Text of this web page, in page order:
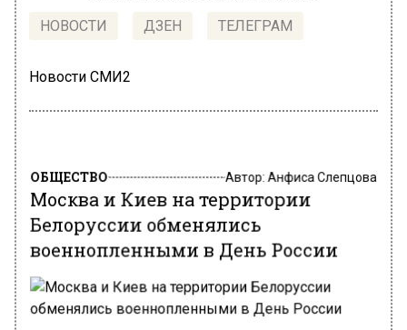
НОВОСТИ ДЗЕН ТЕЛЕГРАМ
Новости СМИ2
ОБЩЕСТВО Автор: Анфиса Слепцова
Москва и Киев на территории
Белоруссии обменялись
военнопленными в День России